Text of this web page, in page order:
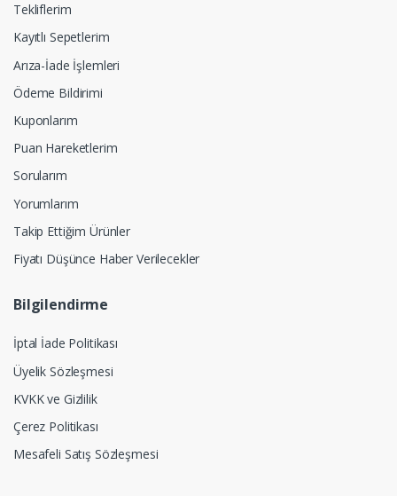
Tekliflerim
Kayıtlı Sepetlerim
Arıza-İade İşlemleri
Ödeme Bildirimi
Kuponlarım
Puan Hareketlerim
Sorularım
Yorumlarım
Takip Ettiğim Ürünler
Fiyatı Düşünce Haber Verilecekler
Bilgilendirme
İptal İade Politikası
Üyelik Sözleşmesi
KVKK ve Gizlilik
Çerez Politikası
Mesafeli Satış Sözleşmesi